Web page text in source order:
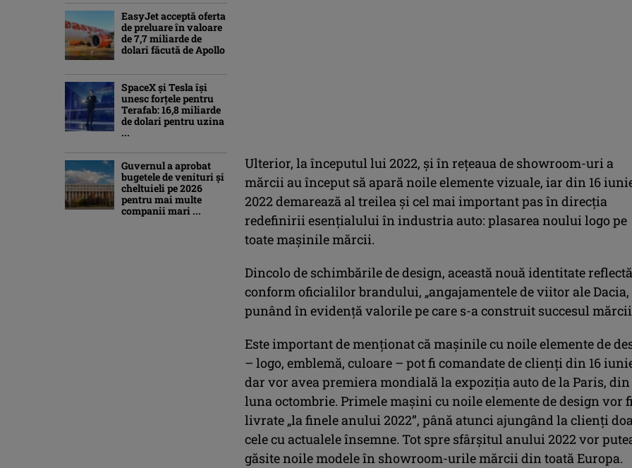
Ulterior, la începutul lui 2022, și în reţeaua de showroom-uri a
mărcii au început să apară noile elemente vizuale, iar din 16
2022 demarează al treilea și cel mai important pas în direcția
redefinirii esențialului în industria auto: plasarea noului logo pe
toate mașinile mărcii.
Dincolo de schimbările de design, această nouă identitate
conform oficialilor brandului, „angajamentele de viitor ale Dacia,
punând în evidență valorile pe care s-a construit succesul
Este important de menționat că mașinile cu noile elemente de
– logo, emblemă, culoare – pot fi comandate de clienți din 16
dar vor avea premiera mondială la expoziția auto de la Paris, din
luna octombrie. Primele mașini cu noile elemente de design vor
livrate „la finele anului 2022”, până atunci ajungând la clienți
cele cu actualele însemne. Tot spre sfârșitul anului 2022 vor
găsite noile modele în showroom-urile mărcii din toată Europa.
EasyJet acceptă oferta
de preluare în valoare
de 7,7 miliarde de
dolari făcută de Apollo
SpaceX și Tesla își
unesc forțele pentru
Terafab: 16,8 miliarde
de dolari pentru uzina
...
Guvernul a aprobat
bugetele de venituri și
cheltuieli pe 2026
pentru mai multe
companii mari ...